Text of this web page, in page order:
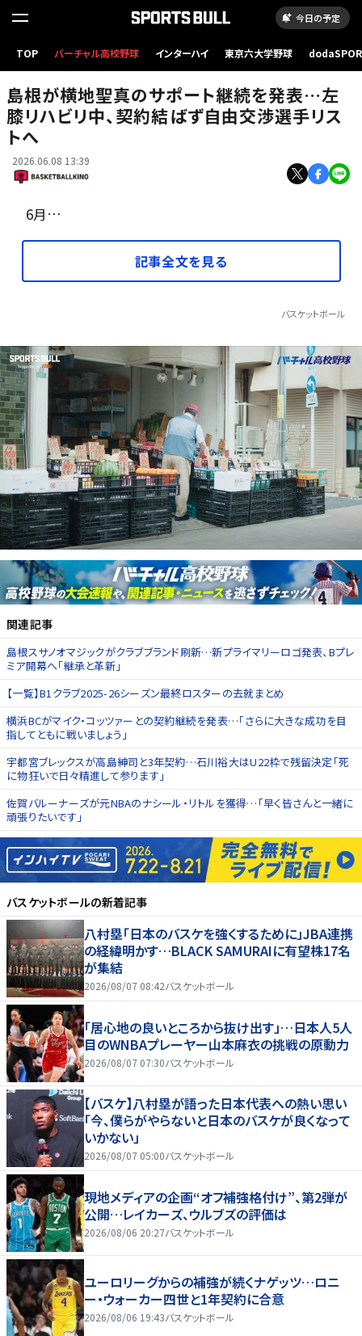
今日の予定
TOP バーチャル高校野球 インターハイ 東京六大学野球
今季開幕直後に負傷離脱した島根の横地［写真］＝B.LEAGUE
島根が横地聖真のサポート継続を発表…左
膝リハビリ中、契約結ばず自由交渉選手リス
トへ
2026.06.08 13:39
6月…
記事全文を見る
バスケットボール
関連記事
島根スサノオマジックがクラブブランド刷新…新プライマリーロゴ発表、Bプレ
ミア開幕へ「継承と革新」
【一覧】B1クラブ2025-26シーズン最終ロスターの去就まとめ
横浜BCがマイク・コッツァーとの契約継続を発表…「さらに大きな成功を目
指してともに戦いましょう」
宇都宮ブレックスが高島紳司と3年契約…石川裕大はU22枠で残留決定「死
に物狂いで日々精進して参ります」
佐賀バルーナーズが元NBAのナシール・リトルを獲得…「早く皆さんと一緒に
頑張りたいです」
バスケットボールの新着記事
八村塁「日本のバスケを強くするために」JBA連携
の経緯明かす…BLACK SAMURAIに有望株17名
が集結
2026/08/07 08:42バスケットボール
「居心地の良いところから抜け出す」…日本人5人
目のWNBAプレーヤー山本麻衣の挑戦の原動力
2026/08/07 07:30バスケットボール
【バスケ】八村塁が語った日本代表への熱い思い
「今、僕らがやらないと日本のバスケが良くなって
いかない」
2026/08/07 05:00バスケットボール
現地メディアの企画“オフ補強格付け”、第2弾が
公開…レイカーズ、ウルブズの評価は
2026/08/06 20:27バスケットボール
ユーロリーグからの補強が続くナゲッツ…ロニ
ー・ウォーカー四世と1年契約に合意
2026/08/06 19:43バスケットボール